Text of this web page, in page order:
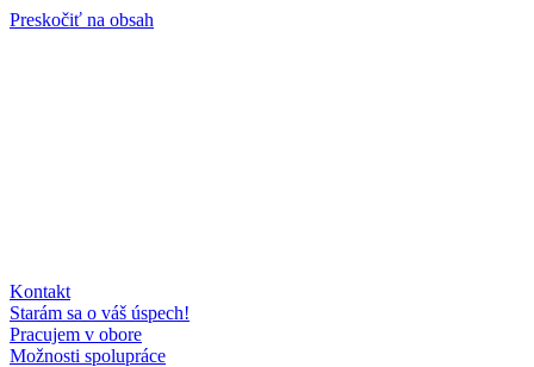
Preskočiť na obsah
Kontakt
Starám sa o váš úspech!
Pracujem v obore
Možnosti spolupráce